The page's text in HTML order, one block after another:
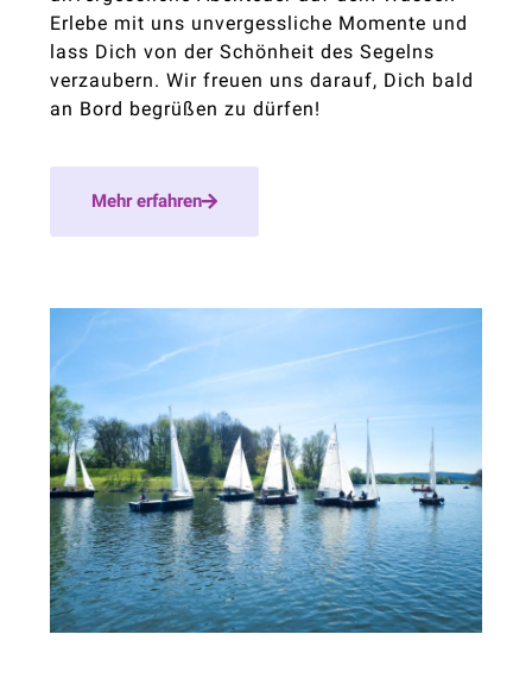
Erlebe mit uns unvergessliche Momente und
lass Dich von der Schönheit des Segelns
verzaubern. Wir freuen uns darauf, Dich bald
an Bord begrüßen zu dürfen!
Mehr erfahren